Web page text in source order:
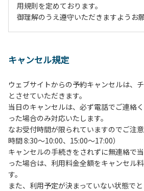
用規則を定めております。
御理解のうえ遵守いただきますようお
２、中学生以下だけでの利用はできま
３、テントサイト（多目的広場を含む
予約いただいた方のみで、連泊の方を
基本的に、テント1張りにつき1区画の
管理棟にてチェックインの手続きを行
時前にお越しの方は、午後3時になり
続きを行ってください。午後5時過ぎに
手続きを行ってください。
４、車両は、荷物の積み下ろし時以外
ださい。
５、チェックアウトは、午前10時まで
キャンセル規定
ウェブサイトからの予約キャンセルは、
とさせていただきます。
当日のキャンセルは、必ず電話でご連絡
った場合のみ対応いたします。
なお受付時間が限られていますのでご注
時間 8:30～10:00、15:00～17:00）
キャンセルの手続きをされずに無連絡で
った場合は、利用料金全額をキャンセル
す。
また、利用予定が決まっていない状態で